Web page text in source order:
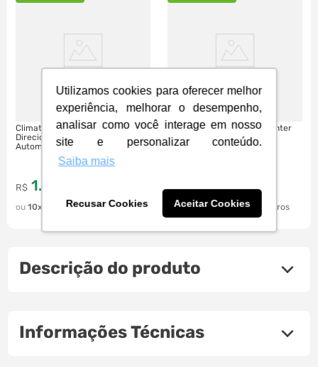
Utilizamos cookies para oferecer melhor
experiência, melhorar o desempenho,
analisar como você interage em nosso
site e personalizar conteúdo.
Saiba mais
Recusar Cookies Aceitar Cookies
Climatizador Elgin 45L,
Direcionadores de ar horizontal
Automático, 3 velocidades,
45FBFN45M1NA | 127V
R$ 1.
10 R$ 108,90
Climatizador Symphony Winter
56L Cinza | 56 Litros
R$ 1.542,87à vista
10 R$ 165,90
Descrição do produto
Informações Técnicas